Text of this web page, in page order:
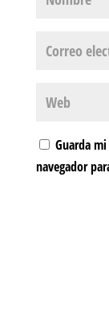
Guarda
navegador